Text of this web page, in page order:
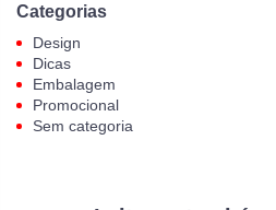
Categorias
Design
Dicas
Embalagem
Promocional
Sem categoria